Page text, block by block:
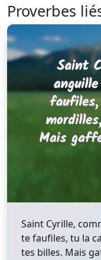
Proverbes
Saint Cyrille,
te faufiles, tu la
tes billes. Mais